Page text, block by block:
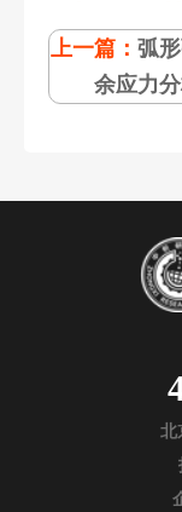
上一篇： 弧
余应力
北